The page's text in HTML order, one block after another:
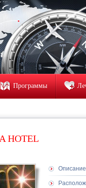
Программы
HOTEL
Описание